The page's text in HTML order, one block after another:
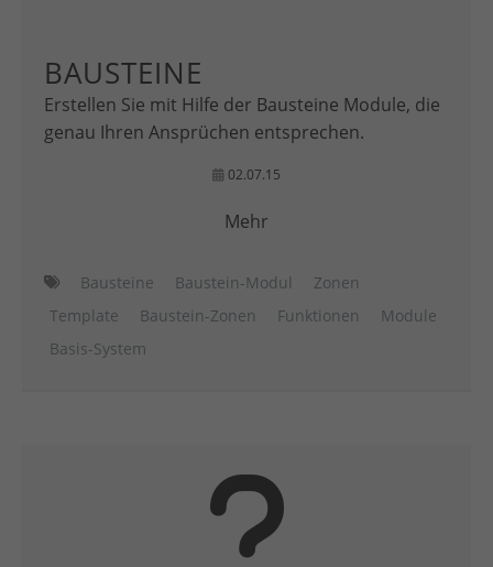
BAUSTEINE
Erstellen Sie mit Hilfe der Bausteine Module, die
genau Ihren Ansprüchen entsprechen.
02.07.15
Mehr
Bausteine Baustein-Modul
Zonen
Template
Baustein-Zonen Funktionen
Module
Basis-System